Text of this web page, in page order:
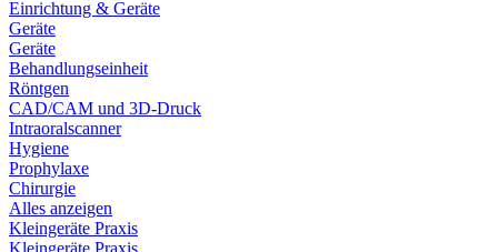
Einrichtung & Geräte
Geräte
Geräte
Behandlungseinheit
Röntgen
CAD/CAM und 3D-Druck
Intraoralscanner
Hygiene
Prophylaxe
Chirurgie
Alles anzeigen
Kleingeräte Praxis
Kleingeräte Praxis